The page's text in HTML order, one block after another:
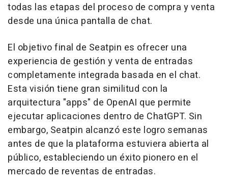
todas las etapas del proceso de compra y venta
desde una única pantalla de chat.
El objetivo final de Seatpin es ofrecer una
experiencia de gestión y venta de entradas
completamente integrada basada en el chat.
Esta visión tiene gran similitud con la
arquitectura "apps" de OpenAI que permite
ejecutar aplicaciones dentro de ChatGPT. Sin
embargo, Seatpin alcanzó este logro semanas
antes de que la plataforma estuviera abierta al
público, estableciendo un éxito pionero en el
mercado de reventas de entradas.